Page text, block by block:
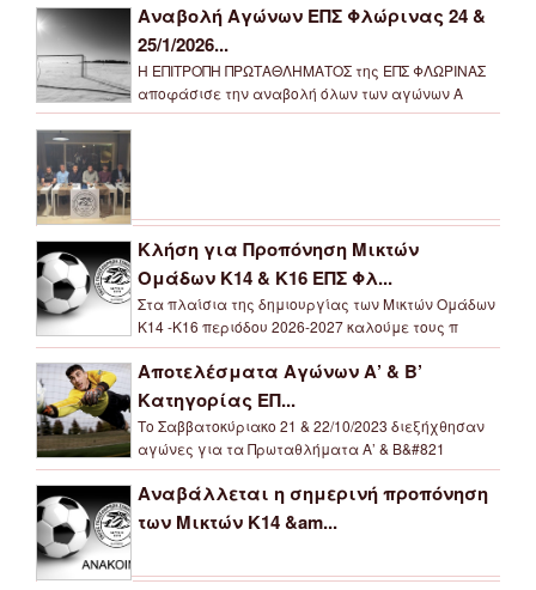
Αναβολή Αγώνων ΕΠΣ Φλώρινας 24 &
25/1/2026...
Η ΕΠΙΤΡΟΠΗ ΠΡΩΤΑΘΛΗΜΑΤΟΣ της ΕΠΣ ΦΛΩΡΙΝΑΣ
αποφάσισε την αναβολή όλων των αγώνων Α
Κλήση για Προπόνηση Μικτών
Ομάδων Κ14 & Κ16 ΕΠΣ Φλ...
Στα πλαίσια της δημιουργίας των Μικτών Ομάδων
Κ14 -Κ16 περιόδου 2026-2027 καλούμε τους π
Αποτελέσματα Αγώνων Α’ & Β’
Κατηγορίας ΕΠ...
Το Σαββατοκύριακο 21 & 22/10/2023 διεξήχθησαν
αγώνες για τα Πρωταθλήματα Α’ & Β&#821
Αναβάλλεται η σημερινή προπόνηση
των Μικτών Κ14 &am...